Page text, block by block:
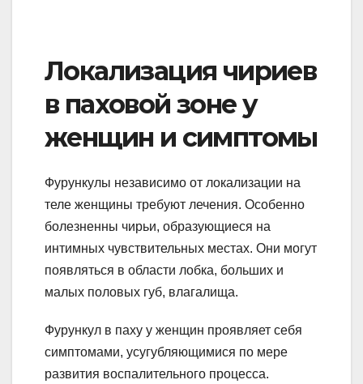
Локализация чириев
в паховой зоне у
женщин и симптомы
Фурункулы независимо от локализации на
теле женщины требуют лечения. Особенно
болезненны чирьи, образующиеся на
интимных чувствительных местах. Они могут
появляться в области лобка, больших и
малых половых губ, влагалища.
Фурункул в паху у женщин проявляет себя
симптомами, усугубляющимися по мере
развития воспалительного процесса.